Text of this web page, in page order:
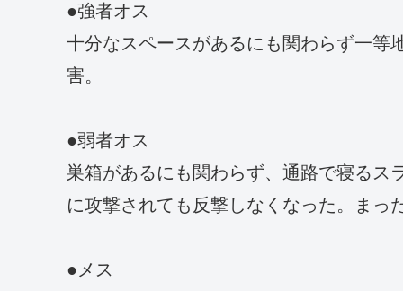
●強者オス
十分なスペースがあるにも関わらず一等
害。
●弱者オス
巣箱があるにも関わらず、通路で寝るス
に攻撃されても反撃しなくなった。まっ
●メス